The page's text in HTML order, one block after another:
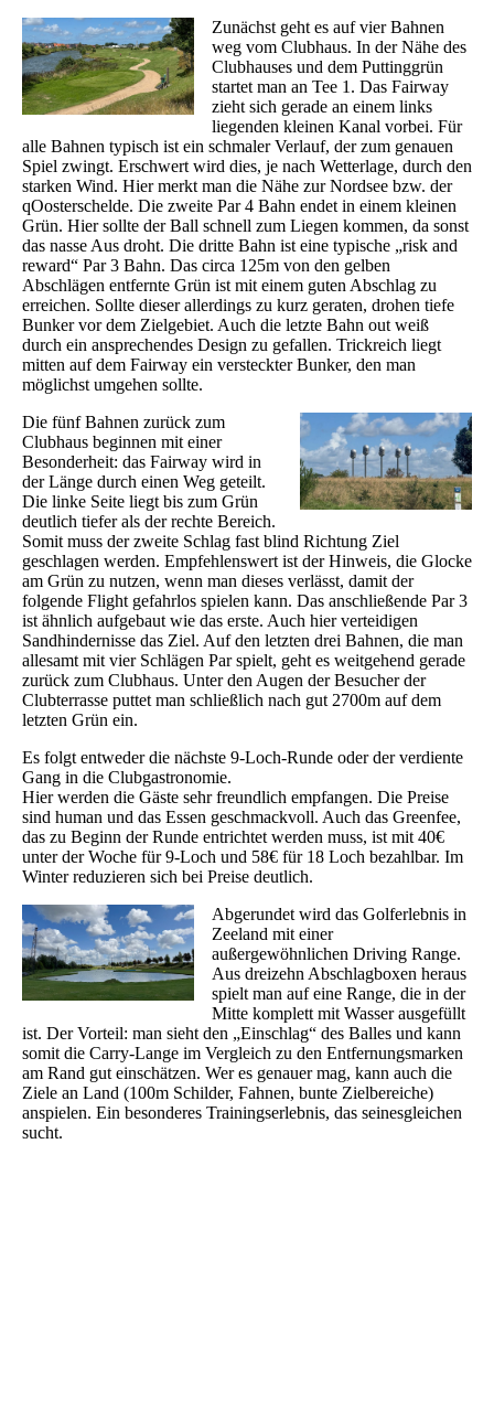
Zunächst geht es auf vier Bahnen
weg vom Clubhaus. In der Nähe des
Clubhauses und dem Puttinggrün
startet man an Tee 1. Das Fairway
zieht sich gerade an einem links
liegenden kleinen Kanal vorbei. Für
alle Bahnen typisch ist ein schmaler Verlauf, der zum genauen
Spiel zwingt. Erschwert wird dies, je nach Wetterlage, durch den
starken Wind. Hier merkt man die Nähe zur Nordsee bzw. der
qOosterschelde. Die zweite Par 4 Bahn endet in einem kleinen
Grün. Hier sollte der Ball schnell zum Liegen kommen, da sonst
das nasse Aus droht. Die dritte Bahn ist eine typische „risk and
reward“ Par 3 Bahn. Das circa 125m von den gelben
Abschlägen entfernte Grün ist mit einem guten Abschlag zu
erreichen. Sollte dieser allerdings zu kurz geraten, drohen tiefe
Bunker vor dem Zielgebiet. Auch die letzte Bahn out weiß
durch ein ansprechendes Design zu gefallen. Trickreich liegt
mitten auf dem Fairway ein versteckter Bunker, den man
möglichst umgehen sollte.
Die fünf Bahnen zurück zum
Clubhaus beginnen mit einer
Besonderheit: das Fairway wird in
der Länge durch einen Weg geteilt.
Die linke Seite liegt bis zum Grün
deutlich tiefer als der rechte Bereich.
Somit muss der zweite Schlag fast blind Richtung Ziel
geschlagen werden. Empfehlenswert ist der Hinweis, die Glocke
am Grün zu nutzen, wenn man dieses verlässt, damit der
folgende Flight gefahrlos spielen kann. Das anschließende Par 3
ist ähnlich aufgebaut wie das erste. Auch hier verteidigen
Sandhindernisse das Ziel. Auf den letzten drei Bahnen, die man
allesamt mit vier Schlägen Par spielt, geht es weitgehend gerade
zurück zum Clubhaus. Unter den Augen der Besucher der
Clubterrasse puttet man schließlich nach gut 2700m auf dem
letzten Grün ein.
Es folgt entweder die nächste 9-Loch-Runde oder der verdiente
Gang in die Clubgastronomie.
Hier werden die Gäste sehr freundlich empfangen. Die Preise
sind human und das Essen geschmackvoll. Auch das Greenfee,
das zu Beginn der Runde entrichtet werden muss, ist mit 40€
unter der Woche für 9-Loch und 58€ für 18 Loch bezahlbar. Im
Winter reduzieren sich bei Preise deutlich.
Abgerundet wird das Golferlebnis in
Zeeland mit einer
außergewöhnlichen Driving Range.
Aus dreizehn Abschlagboxen heraus
spielt man auf eine Range, die in der
Mitte komplett mit Wasser ausgefüllt
ist. Der Vorteil: man sieht den „Einschlag“ des Balles und kann
somit die Carry-Lange im Vergleich zu den Entfernungsmarken
am Rand gut einschätzen. Wer es genauer mag, kann auch die
Ziele an Land (100m Schilder, Fahnen, bunte Zielbereiche)
anspielen. Ein besonderes Trainingserlebnis, das seinesgleichen
sucht.